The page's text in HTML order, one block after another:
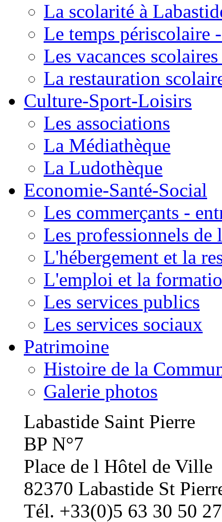
La scolarité à
Le temps périscolaire
Les vacances
La restauration
Culture-Sport-Loisirs
Les associations
La Médiathèque
La Ludothèque
Economie-Santé-Social
Les commerçants -
Les professionnels de
L'hébergement et la
L'emploi et la
Les services publics
Les services sociaux
Patrimoine
Histoire de la
Galerie photos
Labastide Saint Pierre
BP N°7
Place de l Hôtel de Ville
82370 Labastide St
Tél. +33(0)5 63 30 50 27